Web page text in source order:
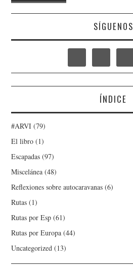
SÍGUENOS
ÍNDICE
#ARVI (79)
El libro (1)
Escapadas (97)
Miscelánea (48)
Reflexiones sobre autocaravanas (6)
Rutas (1)
Rutas por Esp (61)
Rutas por Europa (44)
Uncategorized (13)